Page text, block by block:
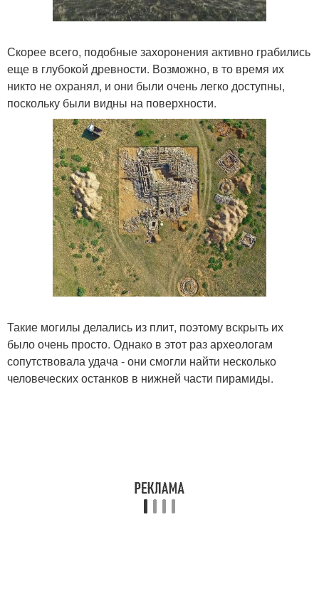
Скорее всего, подобные захоронения активно грабились
еще в глубокой древности. Возможно, в то время их
никто не охранял, и они были очень легко доступны,
поскольку были видны на поверхности.
Такие могилы делались из плит, поэтому вскрыть их
было очень просто. Однако в этот раз археологам
сопутствовала удача - они смогли найти несколько
человеческих останков в нижней части пирамиды.